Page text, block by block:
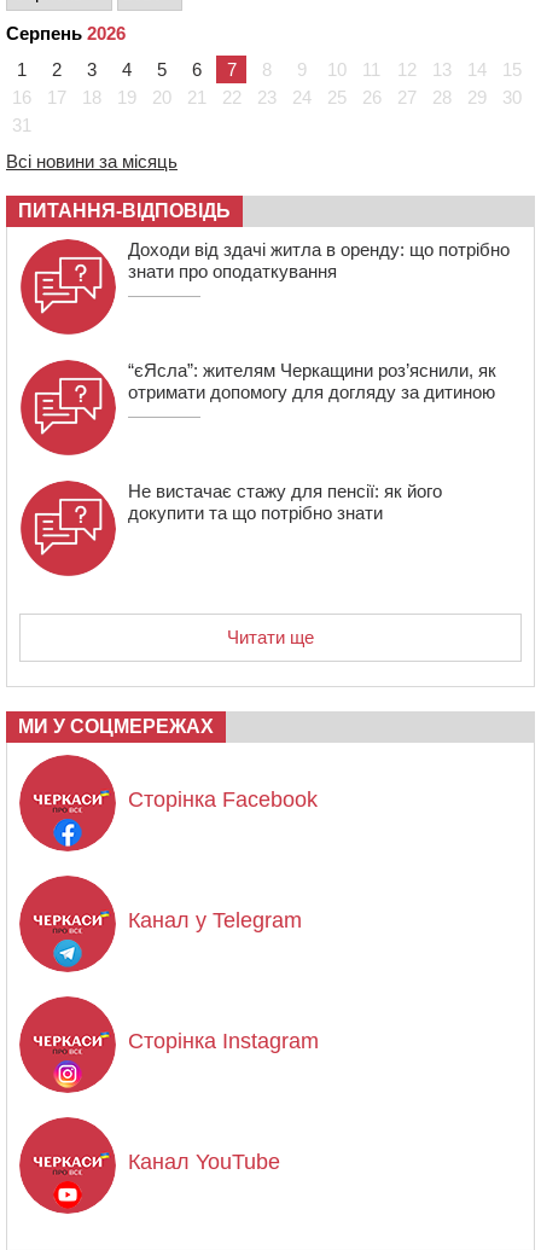
агітаторку, яка закликала до захоплення України
12:50
“Як сказати дитині, що тато загинув?”: для
вихователів Черкащини запускають серію унікальних
тренінгів
торфу
11:35 Від 80 гривень за кілограм: в Україні прогнозують
стрибок цін на гречку
10:56 Захисника зі Звенигородщини, який обороняв
Авдіївку, нагородили “Комбатантським хрестом”
Серпень 2026
1
2 3 4 5 6 7 8 9 10 11 12 13 14
15
16
17 18 19 20 21 22 23 24 25 26 27 28 29
30
31
Всі новини за місяць
ПИТАННЯ-ВІДПОВІДЬ
Доходи від здачі житла в оренду: що потрібно
знати про оподаткування
“єЯсла”: жителям Черкащини роз’яснили, як
отримати допомогу для догляду за дитиною
Не вистачає стажу для пенсії: як його
докупити та що потрібно знати
Читати ще
МИ У СОЦМЕРЕЖАХ
Сторінка Facebook
Канал у Telegram
Сторінка Instagram
Канал YouTube